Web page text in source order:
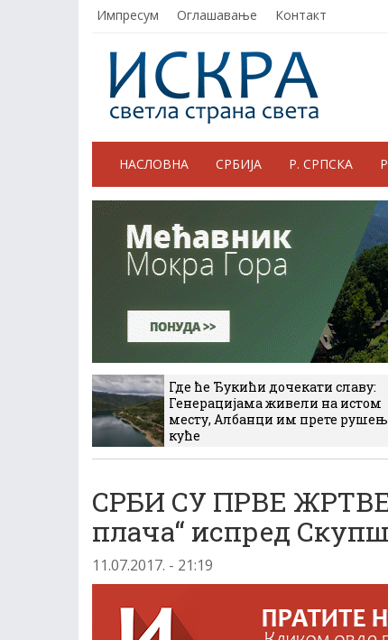
Импресум Оглашавање Контакт
НАСЛОВНА СРБИЈА Р. СРПСКА
Где ће Ђукићи дочекати славу:
Генерацијама живели на истом
месту, Албанци им прете
куће
СРБИ СУ ПРВЕ
плача“ испред
11.07.2017. - 21:19